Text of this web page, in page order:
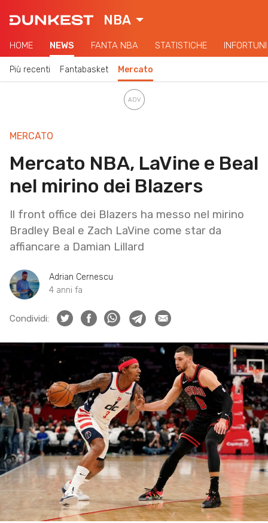
NBA
HOME NEWS FANTA NBA STATISTICHE INFORTUNI
Più recenti Fantabasket Mercato
MERCATO
Mercato NBA, LaVine e Beal
nel mirino dei Blazers
Il front office dei Blazers ha messo nel mirino
Bradley Beal e Zach LaVine come star da
affiancare a Damian Lillard
Adrian Cernescu
4 anni fa
Condividi: